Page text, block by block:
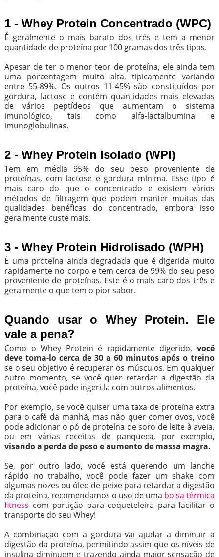
1 - Whey Protein Concentrado (WPC)
É geralmente o mais barato dos três e tem a menor
quantidade de proteína por 100 gramas dos três tipos.
Apesar de ter o menor teor de proteína, ele ainda tem
uma porcentagem muito alta, tipicamente variando
entre 55-89%. Os outros 11-45% são constituídos por
gordura, lactose e contêm quantidades mais elevadas
de vários peptídeos que aumentam o sistema
imunológico, tais como alfa-lactalbumina e
imunoglobulinas.
2 - Whey Protein Isolado (WPI)
Tem em média 95% do seu peso proveniente de
proteínas, com lactose e gordura mínima. Esse tipo é
mais caro do que o concentrado e existem vários
métodos de filtragem que podem manter muitas das
qualidades benéficas do concentrado, embora isso
geralmente custe mais.
3 - Whey Protein Hidrolisado (WPH)
É uma proteína ainda degradada que é digerida muito
rapidamente no corpo e tem cerca de 99% do seu peso
proveniente de proteínas. Este é o mais caro dos três e
geralmente o que tem o pior sabor.
Quando usar o Whey Protein. Ele
vale a pena?
Como o Whey Protein é rapidamente digerido,você
deve toma-lo cerca de 30 a 60 minutos após o treino
se o seu objetivo é recuperar os músculos. Em qualquer
outro momento, se você quer retardar a digestão da
proteína, você pode ingeri-la com outros alimentos.
Por exemplo, se você quiser uma taxa de proteína extra
para o café da manhã, mas não quer comer ovos, você
pode adicionar o pó de proteína de soro de leite à aveia,
ou em várias receitas de panqueca, por exemplo,
visando a perda de peso e aumento de massa magra.
Se, por outro lado, você está querendo um lanche
rápido no trabalho, você pode fazer um shake com
algumas nozes ou óleo de peixe para retardar a digestão
da proteína, recomendamos o uso de uma bolsa térmica
fitness com partição para coqueteleira para facilitar o
transporte do seu Whey!
A combinação com a gordura vai ajudar a diminuir a
digestão da proteína, permitindo assim que os níveis de
insulina diminuem e trazendo ainda maior sensação de